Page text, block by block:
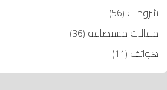
شروحات (56)
مقالات مستضافة (36)
هواتف (11)